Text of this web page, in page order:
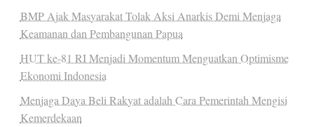
BMP Ajak Masyarakat Tolak Aksi Anarkis Demi Menjaga
Keamanan dan Pembangunan Papua
HUT ke-81 RI Menjadi Momentum Menguatkan Optimisme
Ekonomi Indonesia
Menjaga Daya Beli Rakyat adalah Cara Pemerintah Mengisi
Kemerdekaan